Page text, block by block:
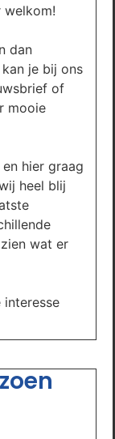
welkom!
dan
je bij ons
of
mooie
hier graag
heel blij
wat er
interesse